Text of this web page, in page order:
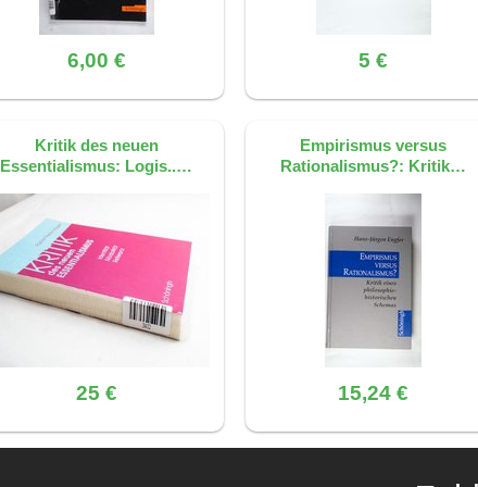
6,00 € 5 €
Kritik des neuen
Essentialismus: Logis..…
25 €
Empirismus versus
Rationalismus?: Kritik…
15,24 €